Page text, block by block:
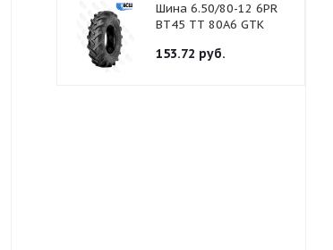
Шина 6.50/80-12 6PR
BT45 TТ 80A6 GTK
153.72 руб.